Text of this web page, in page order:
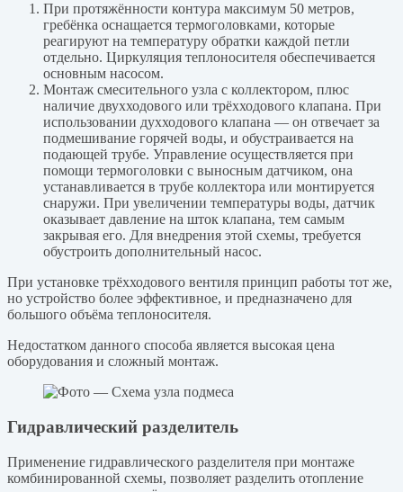
При протяжённости контура максимум 50 метров,
гребёнка оснащается термоголовками, которые
реагируют на температуру обратки каждой петли
отдельно. Циркуляция теплоносителя обеспечивается
основным насосом.
Монтаж смесительного узла с коллектором, плюс
наличие двухходового или трёхходового клапана. При
использовании духходового клапана — он отвечает за
подмешивание горячей воды, и обустраивается на
подающей трубе. Управление осуществляется при
помощи термоголовки с выносным датчиком, она
устанавливается в трубе коллектора или монтируется
снаружи. При увеличении температуры воды, датчик
оказывает давление на шток клапана, тем самым
закрывая его. Для внедрения этой схемы, требуется
обустроить дополнительный насос.
При установке трёхходового вентиля принцип работы тот же,
но устройство более эффективное, и предназначено для
большого объёма теплоносителя.
Недостатком данного способа является высокая цена
оборудования и сложный монтаж.
Гидравлический разделитель
Применение гидравлического разделителя при монтаже
комбинированной схемы, позволяет разделить отопление